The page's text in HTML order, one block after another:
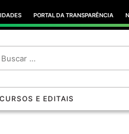
PORTAL DA TRANSPARÊNCIA
SEARCH
CURSOS E EDITAIS